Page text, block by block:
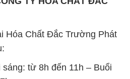
từ 8h đến 11h – Buổi
đến 11h – Buổi chiều: từ
hàng tuần